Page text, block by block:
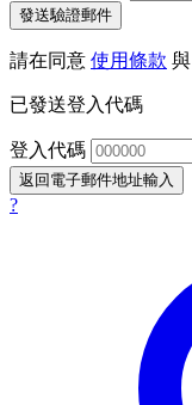
發送驗證郵件
請在同意 使用條款 與
已發送登入代碼
登入代碼
返回電子郵件地址輸入
?